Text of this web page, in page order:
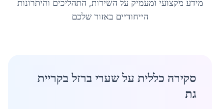
מידע מקצועי ומעמיק על השירות, התהליכים והיתרונות
הייחודיים באזור שלכם
סקירה כללית על שערי ברזל בקריית
גת